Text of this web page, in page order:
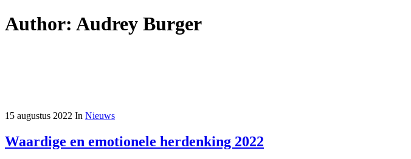
Author: Audrey Burger
15 augustus 2022 In Nieuws
Waardige en emotionele herdenking 2022